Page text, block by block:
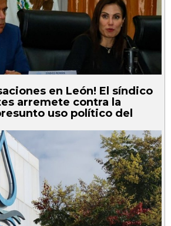
en León! El síndico
arremete contra la
uso político del